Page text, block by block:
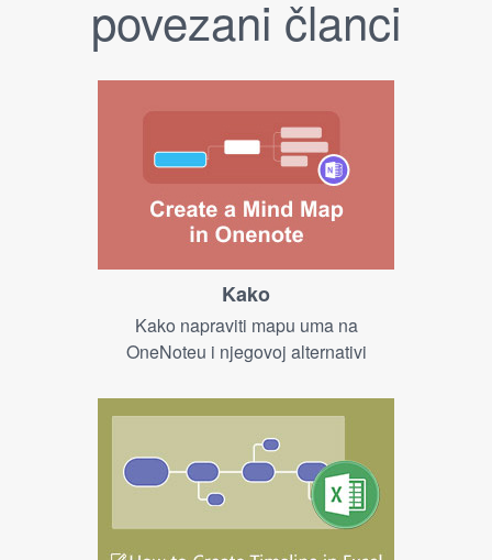
povezani članci
Kako
Kako napraviti mapu uma na
OneNoteu i njegovoj alternativi